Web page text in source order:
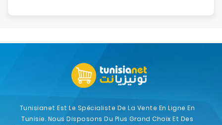
Tunisianet Est Le Spécialiste De La Vente En Ligne En
Tunisie. Nous Disposons Du Plus Grand Choix Et Des